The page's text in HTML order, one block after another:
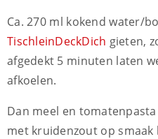
Ca. 270 ml kokend water/
TischleinDeckDich gieten,
afgedekt 5 minuten laten
afkoelen.
Dan meel en
met kruidenzout op smaak